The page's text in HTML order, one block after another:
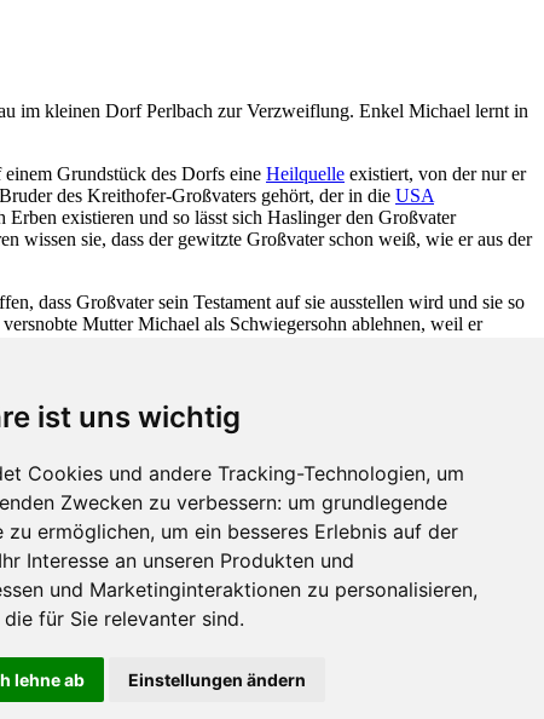
ist uns wichtig
Cookies und andere Tracking-Technologien, um
Zwecken zu verbessern: um grundlegende
zu ermöglichen, um ein besseres Erlebnis auf der
Interesse an unseren Produkten und
und Marketinginteraktionen zu personalisieren,
für Sie relevanter sind.
lehne ab Einstellungen ändern
im kleinen Dorf Perlbach zur Verzweiflung. Enkel Michael lernt in
Grundstück des Dorfs eine Heilquelle existiert, von der nur er
des Kreithofer-Großvaters gehört, der in die USA
existieren und so lässt sich Haslinger den Großvater
wissen sie, dass der gewitzte Großvater schon weiß, wie er aus der
dass Großvater sein Testament auf sie ausstellen wird und sie so
Mutter Michael als Schwiegersohn ablehnen, weil er
Besitz jedoch den Dünkelbergs. Am Ende kann er die
b Abs.1 und 2 UrhG ausdrücklich vor. Unsere Werke dürfen nicht
alle Rechte gemäß § 44 b Abs.3 vor.